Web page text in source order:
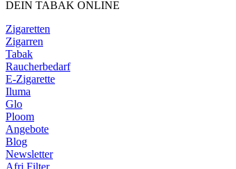
DEIN TABAK ONLINE
Zigaretten
Zigarren
Tabak
Raucherbedarf
E-Zigarette
Iluma
Glo
Ploom
Angebote
Blog
Newsletter
Afri Filter